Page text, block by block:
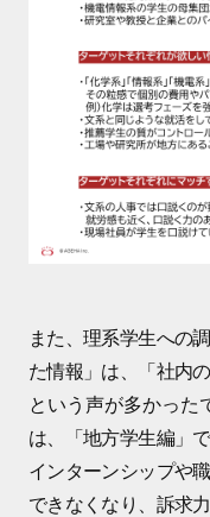
また、理系学生への
た情報」は、「社内
という声が多かった
は、「地方学生編」
インターンシップや
できなくなり、訴求